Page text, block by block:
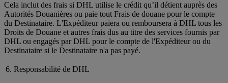
Cela inclut des frais si DHL utilise le crédit qu’il détient auprès des
Autorités Douanières ou paie tout Frais de douane pour le compte
du Destinataire. L'Expéditeur paiera ou remboursera à DHL tous les
Droits de Douane et autres frais dus au titre des services fournis par
DHL ou engagés par DHL pour le compte de l'Expéditeur ou du
Destinataire si le Destinataire n'a pas payé.
6. Responsabilité de DHL